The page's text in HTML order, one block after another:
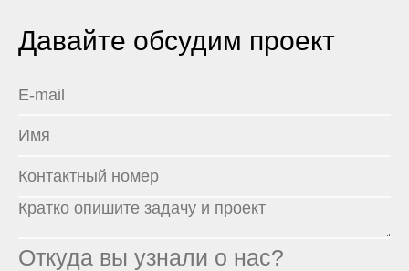
Давайте обсудим проект
Откуда вы узнали о нас?